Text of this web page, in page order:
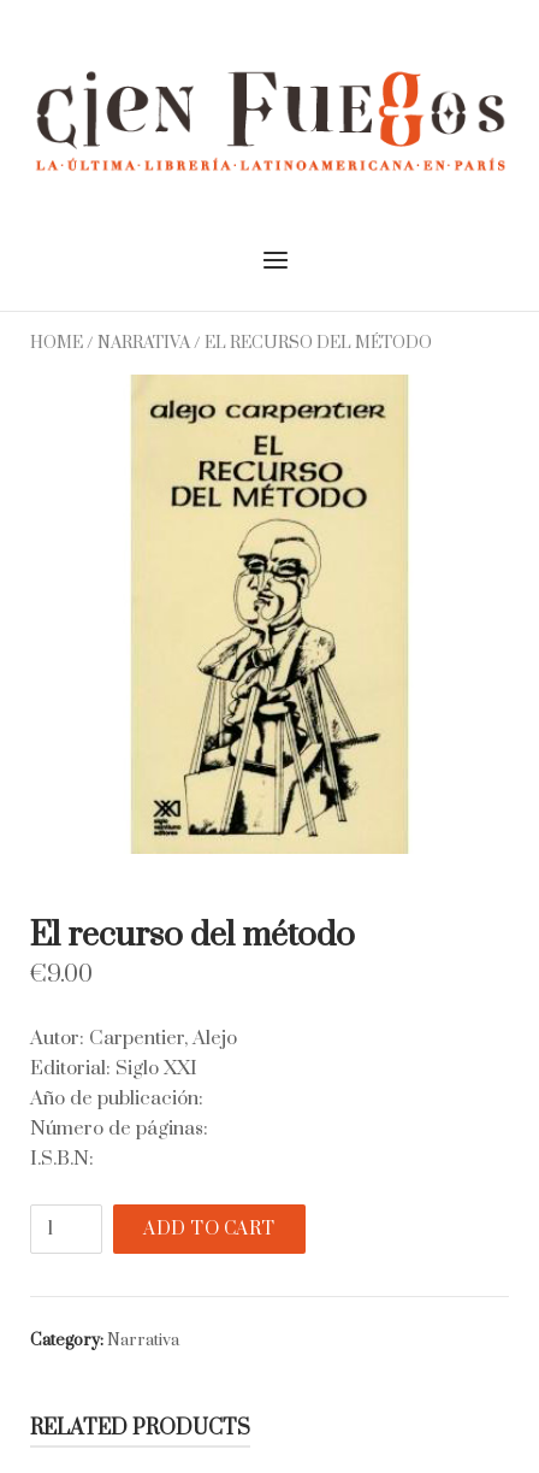
Menu
HOME/ NARRATIVA/ EL RECURSO DEL MÉTODO
El recurso del método
€9.00
Autor: Carpentier, Alejo
Editorial: Siglo XXI
Año de publicación:
Número de páginas:
I.S.B.N:
método
quantity
ADD TO CART
Category:Narrativa
RELATED PRODUCTS